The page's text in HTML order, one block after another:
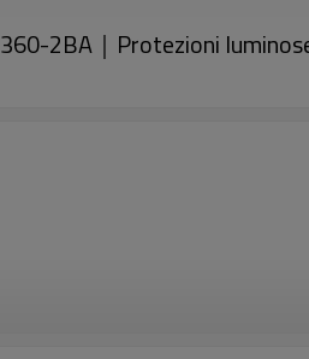
2BA｜Protezioni